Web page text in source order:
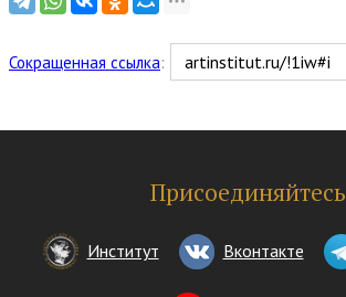
Сокращенная ссылка:
Присоединяйтесь
Институт Вконтакте